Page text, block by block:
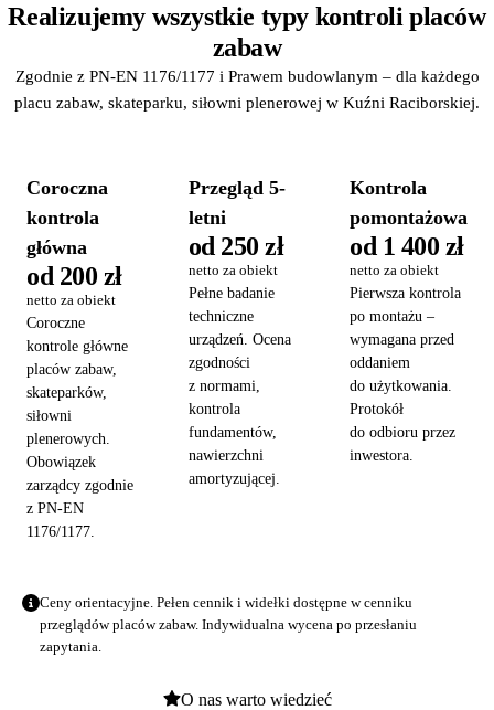
Realizujemy wszystkie typy kontroli placów
zabaw
Zgodnie z PN-EN 1176/1177 i Prawem budowlanym – dla każdego
placu zabaw, skateparku, siłowni plenerowej w Kuźni Raciborskiej.
Coroczna
kontrola
główna
od 200 zł
netto za obiekt
Coroczne
kontrole główne
placów zabaw,
skateparków,
siłowni
plenerowych.
Obowiązek
zarządcy zgodnie
z PN-EN
1176/1177.
Przegląd 5-
letni
od 250 zł
netto za obiekt
Pełne badanie
techniczne
urządzeń. Ocena
zgodności
z normami,
kontrola
fundamentów,
nawierzchni
amortyzującej.
Kontrola
pomontażowa
od 1 400 zł
netto za obiekt
Pierwsza kontrola
po montażu –
wymagana przed
oddaniem
do użytkowania.
Protokół
do odbioru przez
inwestora.
Ceny orientacyjne. Pełen cennik i widełki dostępne wcenniku
przeglądów placów zabaw. Indywidualna wycena po przesłaniu
zapytania.
O nas warto wiedzieć